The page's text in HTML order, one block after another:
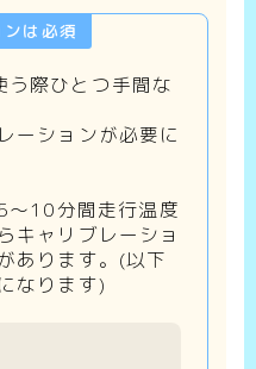
は必須
際ひとつ手間な
ーションが必要に
～10分間走行温度
キャリブレーショ
あります。(以下
なります)